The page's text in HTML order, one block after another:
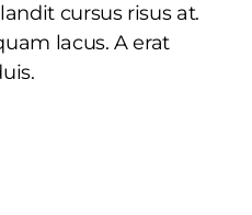
cursus risus at.
lacus. A erat